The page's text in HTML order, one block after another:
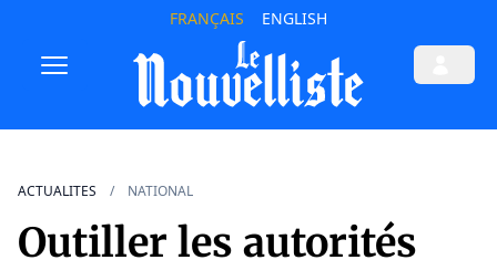
FRANÇAIS ENGLISH
ACTUALITES NATIONAL
Outiller les autorités